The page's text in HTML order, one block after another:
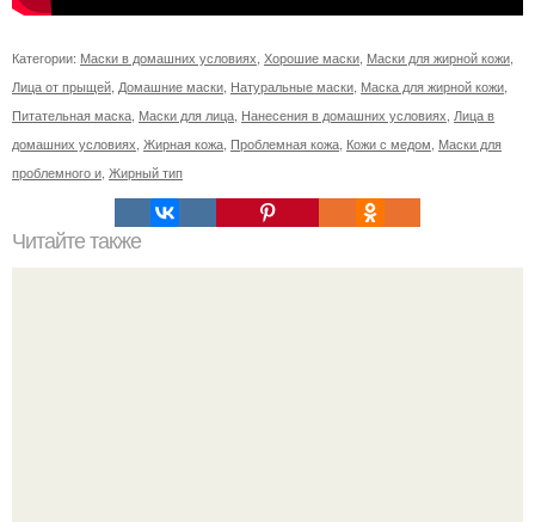
Категории: Маски в домашних условиях Хорошие маски Маски для жирной кожи
Лица от прыщей Домашние маски Натуральные маски Маска для жирной кожи
Питательная маска Маски для лица Нанесения в домашних условиях Лица в
домашних условиях Жирная кожа Проблемная кожа Кожи с медом Маски для
проблемного и Жирный тип
Читайте также